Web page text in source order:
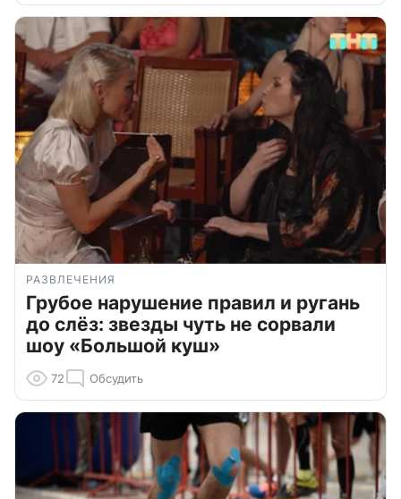
РАЗВЛЕЧЕНИЯ
Грубое нарушение правил и ругань
до слёз: звезды чуть не сорвали
шоу «Большой куш»
72 Обсудить